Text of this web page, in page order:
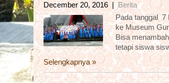
December 20, 2016 |Berita
Pada tanggal 7
ke Museum
Bisa
tetapi siswa
Selengkapnya »